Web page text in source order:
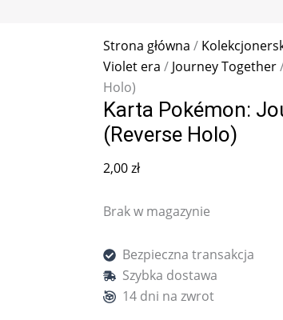
Strona główna /
Violet era / Journey Together/
Holo)
Karta Pokémon:
(Reverse Holo)
2,00zł
Brak w magazynie
Bezpieczna transakcja
Szybka dostawa
14 dni na zwrot